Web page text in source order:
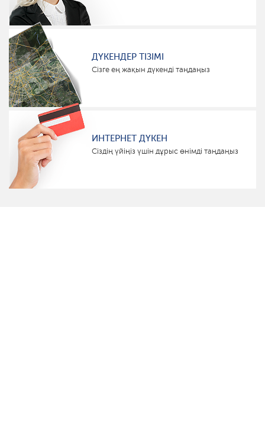
ДҮКЕНДЕР ТІЗІМІ
Сізге ең жақын дүкенді таңдаңыз
ИНТЕРНЕТ ДҮКЕН
Сіздің үйіңіз үшін дұрыс өнімді таңдаңыз